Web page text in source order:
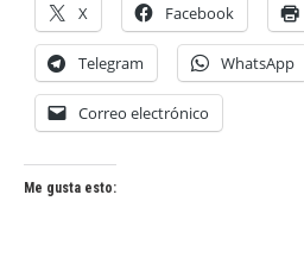
X Facebook
Telegram WhatsApp
Correo electrónico
Me gusta esto: